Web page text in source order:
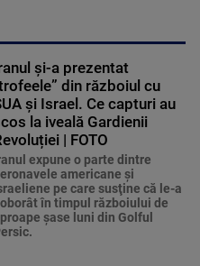
și-a prezentat
din războiul cu
și Israel. Ce capturi au
la iveală Gardienii
| FOTO
expune o parte dintre
americane şi
pe care susţine că le-a
în timpul războiului de
şase luni din Golful